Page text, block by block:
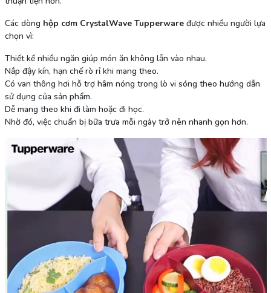
Các dòng hộp cơm CrystalWave Tupperwaređược nhiều người lựa
chọn vì:
Thiết kế nhiều ngăn giúp món ăn không lẫn vào nhau.
Nắp đậy kín, hạn chế rò rỉ khi mang theo.
Có van thông hơi hỗ trợ hâm nóng trong lò vi sóng theo hướng dẫn
sử dụng của sản phẩm.
Dễ mang theo khi đi làm hoặc đi học.
Nhờ đó, việc chuẩn bị bữa trưa mỗi ngày trở nên nhanh gọn hơn.